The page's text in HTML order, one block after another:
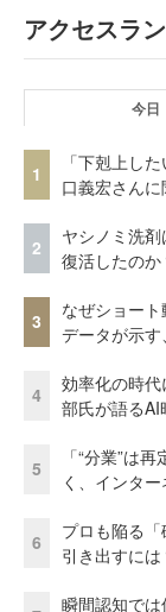
アクセスラ
今日
1
「下剋上し
口義宏さん
2
ヤシノミ洗
復活したのか
3
なぜショー
データが示
4
効率化の時
部氏が語る
5
「“分業”は
く、インタ
6
プロも陥る
引き出すに
瞬間認知で